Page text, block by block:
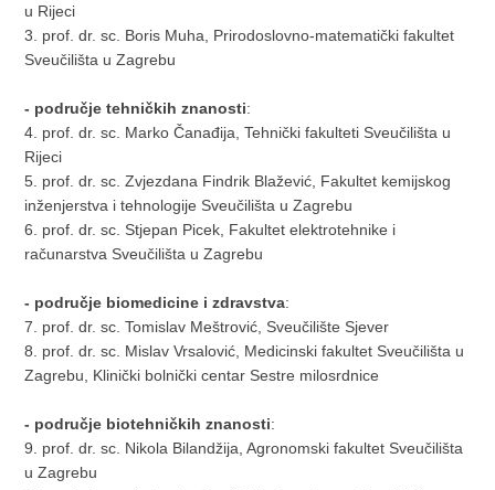
u Rijeci
3. prof. dr. sc. Boris Muha, Prirodoslovno-matematički fakultet
Sveučilišta u Zagrebu
- područje tehničkih znanosti:
4. prof. dr. sc. Marko Čanađija, Tehnički fakulteti Sveučilišta u
Rijeci
5. prof. dr. sc. Zvjezdana Findrik Blažević, Fakultet kemijskog
inženjerstva i tehnologije Sveučilišta u Zagrebu
6. prof. dr. sc. Stjepan Picek, Fakultet elektrotehnike i
računarstva Sveučilišta u Zagrebu
- područje biomedicine i zdravstva:
7. prof. dr. sc. Tomislav Meštrović, Sveučilište Sjever
8. prof. dr. sc. Mislav Vrsalović, Medicinski fakultet Sveučilišta u
Zagrebu, Klinički bolnički centar Sestre milosrdnice
- područje biotehničkih znanosti:
9. prof. dr. sc. Nikola Bilandžija, Agronomski fakultet Sveučilišta
u Zagrebu